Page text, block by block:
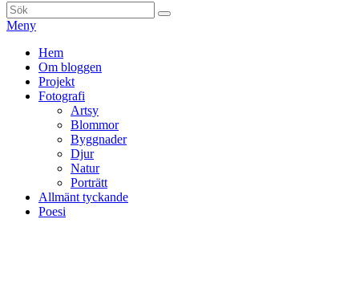
Sök
efter:
Sök
Meny
Primär
meny
Hem
Om bloggen
Projekt
Fotografi
Artsy
Blommor
Byggnader
Djur
Natur
Porträtt
Allmänt tyckande
Poesi